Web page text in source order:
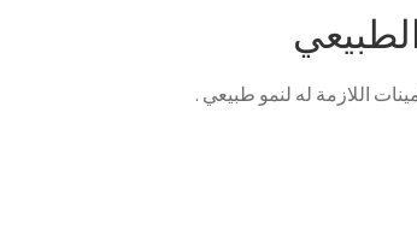
اللازمة له لنمو طبيعي .